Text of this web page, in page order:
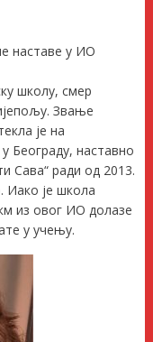
наставе у ИО
школу, смер
Звање
је на
Београду, наставно
ради од 2013.
Иако је школа
из овог ИО долазе
у учењу.